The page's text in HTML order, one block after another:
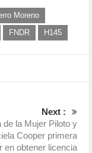
Moreno
FNDR H145
Next :
de la Mujer Piloto y
Cooper primera
en obtener licencia